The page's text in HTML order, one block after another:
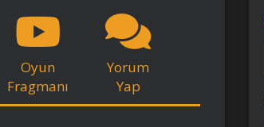
Oyun
Fragmanı
Yorum
Yap